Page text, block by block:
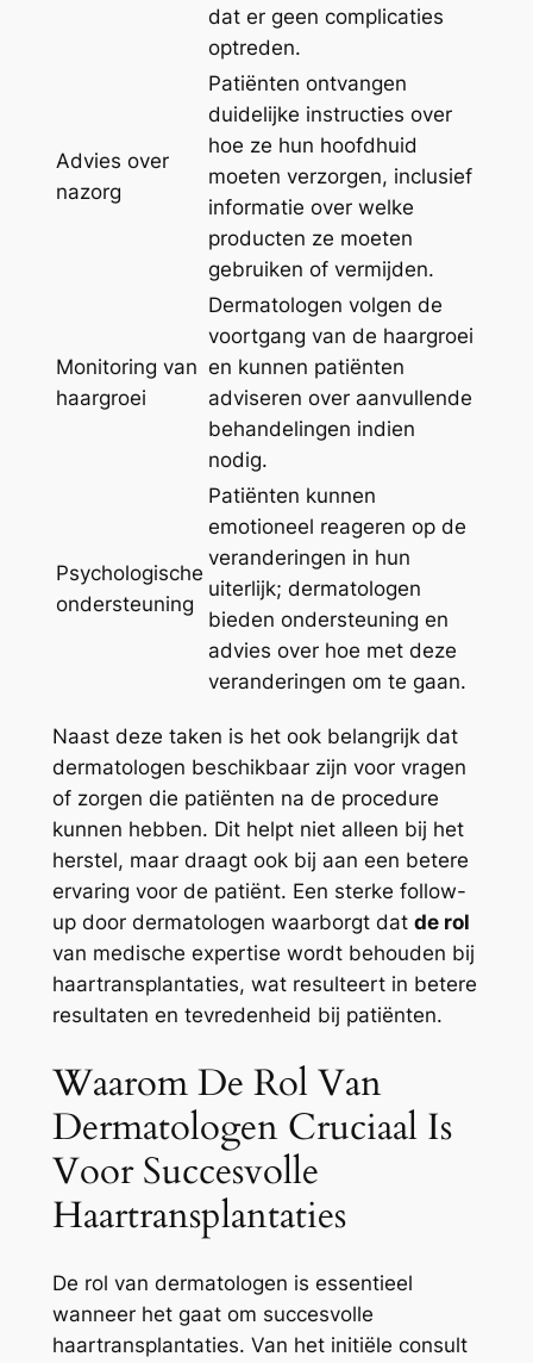
dat er geen complicaties
optreden.
Advies over
nazorg
Patiënten ontvangen
duidelijke instructies over
hoe ze hun hoofdhuid
moeten verzorgen, inclusief
informatie over welke
producten ze moeten
gebruiken of vermijden.
Monitoring van
haargroei
Dermatologen volgen de
voortgang van de haargroei
en kunnen patiënten
adviseren over aanvullende
behandelingen indien
nodig.
Psychologische
ondersteuning
Patiënten kunnen
emotioneel reageren op de
veranderingen in hun
uiterlijk; dermatologen
bieden ondersteuning en
advies over hoe met deze
veranderingen om te gaan.
Naast deze taken is het ook belangrijk dat
dermatologen beschikbaar zijn voor vragen
of zorgen die patiënten na de procedure
kunnen hebben. Dit helpt niet alleen bij het
herstel, maar draagt ook bij aan een betere
ervaring voor de patiënt. Een sterke follow-
up door dermatologen waarborgt dat de rol
van medische expertise wordt behouden bij
haartransplantaties, wat resulteert in betere
resultaten en tevredenheid bij patiënten.
Waarom De Rol Van
Dermatologen Cruciaal Is
Voor Succesvolle
Haartransplantaties
De rol van dermatologen is essentieel
wanneer het gaat om succesvolle
haartransplantaties. Van het initiële consult